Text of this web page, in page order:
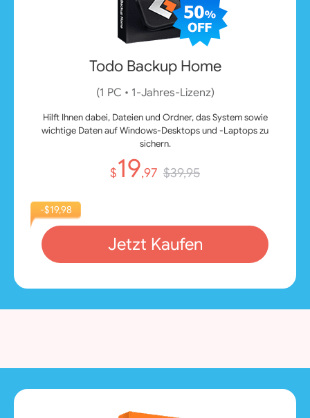
Todo Backup Home
(1 PC • 1‑Jahres‑Lizenz)
Hilft Ihnen dabei, Dateien und Ordner, das System sowie
wichtige Daten auf Windows-Desktops und -Laptops zu
sichern.
$19,97 $39,95
-$19,98
Jetzt Kaufen